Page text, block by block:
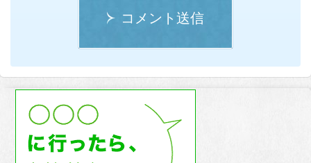
コメント送信